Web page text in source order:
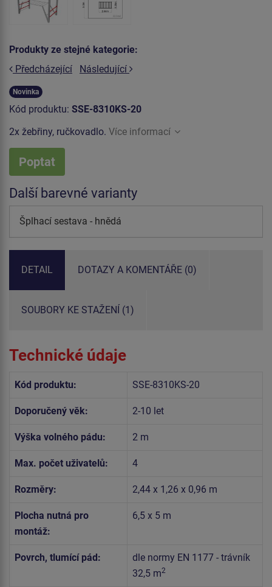
Produkty ze stejné kategorie:
Předcházející
Následující
Novinka
Kód produktu: SSE-8310KS-20
2x žebřiny, ručkovadlo. Více informací
Poptat
Další barevné varianty
Šplhací sestava - hnědá
DETAIL DOTAZY A KOMENTÁŘE (0)
SOUBORY KE STAŽENÍ (1)
Technické údaje
Kód produktu: SSE-8310KS-20
Doporučený věk: 2-10 let
Výška volného pádu: 2 m
Max. počet uživatelů: 4
Rozměry: 2,44 x 1,26 x 0,96 m
Plocha nutná pro
montáž:
6,5 x 5 m
Povrch, tlumící pád:
dle normy EN 1177 - trávník
32,5 m2